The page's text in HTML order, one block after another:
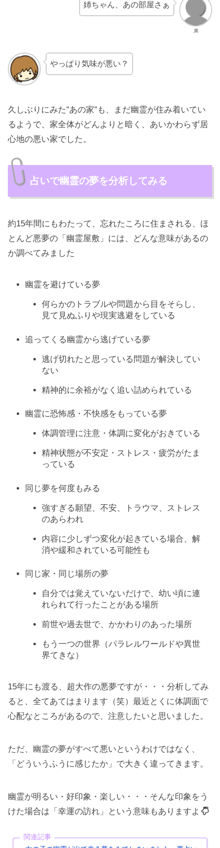
弟
姉ちゃん、あの部屋さぁ
やっぱり気味が悪い？
久しぶりにみた”あの家”も、まだ幽霊が住み着いてい
るようで、家全体がどんよりと暗く、あいかわらず居
心地の悪い家でした。
占いで幽霊の夢を分析してみる
約15年間にもわたって、忘れたころに住まされる、ほ
とんど悪夢の「幽霊屋敷」には、どんな意味があるの
か調べてみました
幽霊を避けている夢
何らかのトラブルや問題から目をそらし、
見て見ぬふりや現実逃避をしている
追ってくる幽霊から逃げている夢
逃げ切れたと思っている問題が解決してい
ない
精神的に余裕がなく追い詰められている
幽霊に恐怖感・不快感をもっている夢
体調管理に注意・体調に変化がおきている
精神状態が不安定・ストレス・疲労がたま
っている
同じ夢を何度もみる
強すぎる願望、不安、トラウマ、ストレス
のあらわれ
内容に少しずつ変化が起きている場合、解
消や緩和されている可能性も
同じ家・同じ場所の夢
自分では覚えていないだけで、幼い頃に連
れられて行ったことがある場所
前世や過去世で、かかわりのあった場所
もう一つの世界（パラレルワールドや異世
界てきな）
15年にも渡る、超大作の悪夢ですが・・・分析してみ
ると、全てあてはまります（笑）最近とくに体調面で
心配なところがあるので、注意したいと思いました。
ただ、幽霊の夢がすべて悪いというわけではなく、
「どういうふうに感じたか」で大きく違ってきます。
幽霊が明るい・好印象・楽しい・・・そんな印象をう
けた場合は「幸運の訪れ」という意味もありますよ
関連記事